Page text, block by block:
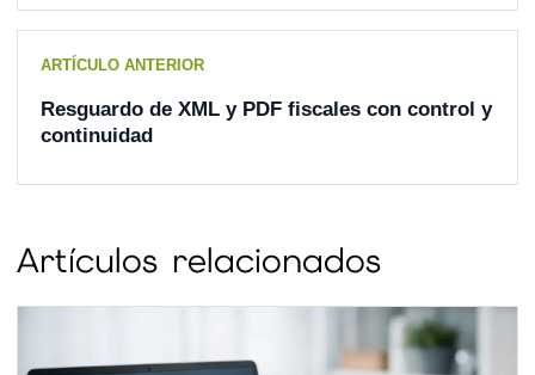
ARTÍCULO ANTERIOR
Resguardo de XML y PDF fiscales con control y
continuidad
Artículos relacionados